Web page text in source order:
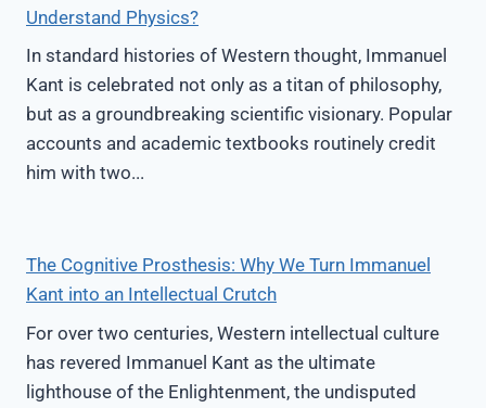
Understand Physics?
In standard histories of Western thought, Immanuel
Kant is celebrated not only as a titan of philosophy,
but as a groundbreaking scientific visionary. Popular
accounts and academic textbooks routinely credit
him with two...
The Cognitive Prosthesis: Why We Turn Immanuel
Kant into an Intellectual Crutch
For over two centuries, Western intellectual culture
has revered Immanuel Kant as the ultimate
lighthouse of the Enlightenment, the undisputed